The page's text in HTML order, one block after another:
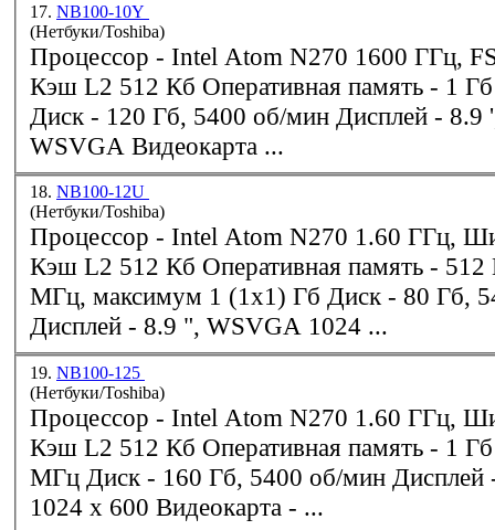
17. NB100-10Y
(Нетбуки/Toshiba)
Процессор - Intel Atom N270 1600 ГГц, FSB 533 МГц,
Кэш L2 512 Кб Оперативная
Диск - 120 Гб, 5400 об/мин Дисплей - 8.9 ', 1024x600
WSVGA Видеокарта ...
18. NB100-12U
(Нетбуки/Toshiba)
Процессор - Intel Atom N270 1.60 ГГц, Шина 533 МГц,
Кэш L2 512 Кб
МГц, максимум 1 (1x1) Гб Диск - 80 Гб, 5400 об/мин
Дисплей - 8.9 ", WSVGA 1024 ...
19. NB100-125
(Нетбуки/Toshiba)
Процессор - Intel Atom N270 1.60 ГГц, Шина 533 МГц,
Кэш L2 512 Кб Оперативная
МГц Диск - 160 Гб, 5400 об/мин Дисплей - 8.9'', WSVGA
1024 x 600 Видеокарта - ...